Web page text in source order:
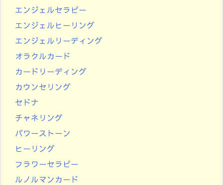
エンジェルセラピー
エンジェルヒーリング
エンジェルリーディング
オラクルカード
カードリーディング
カウンセリング
セドナ
チャネリング
パワーストーン
ヒーリング
フラワーセラピー
ルノルマンカード